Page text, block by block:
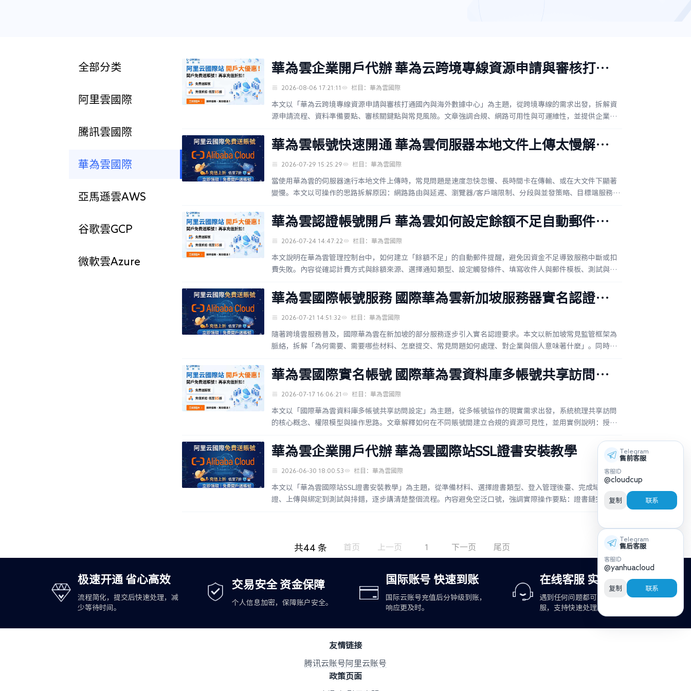
全部分类
阿里雲國際
騰訊雲國際
華為雲國際
亞馬遜雲AWS
谷歌雲GCP
微軟雲Azure
華為雲企業開戶代辦 華為云跨境專線資源申請與審核打通
國內與海外數據中心
2026-08-06 17:21:11 栏目：華為雲國際
本文以「華為云跨境專線資源申請與審核打通國內與海外數據中心」為主題，從跨境專線的需求出發，拆解資
源申請流程、資料準備要點、審核關鍵點與常見風險。文章強調合規、網路可用性與可運維性，並提供企業在
華為雲帳號快速開通 華為雲伺服器本地文件上傳太慢解決
方案
2026-07-29 15:25:29 栏目：華為雲國際
當使用華為雲的伺服器進行本地文件上傳時，常見問題是速度忽快忽慢、長時間卡在傳輸、或在大文件下顯著
變慢。本文以可操作的思路拆解原因：網路路由與延遲、瀏覽器/客戶端限制、分段與並發策略、目標端服務狀
華為雲認證帳號開戶 華為雲如何設定餘額不足自動郵件提
醒2026-07-24 14:47:22 栏目：華為雲國際
本文說明在華為雲管理控制台中，如何建立「餘額不足」的自動郵件提醒，避免因資金不足導致服務中斷或扣
費失敗。內容從確認計費方式與餘額來源、選擇通知類型、設定觸發條件、填寫收件人與郵件模板、測試與稽
華為雲國際帳號服務 國際華為雲新加坡服務器實名認證要
求2026-07-21 14:51:32 栏目：華為雲國際
隨著跨境雲服務普及，國際華為雲在新加坡的部分服務逐步引入實名認證要求。本文以新加坡常見監管框架為
脈絡，拆解「為何需要、需要哪些材料、怎麼提交、常見問題如何處理、對企業與個人意味著什麼」。同時提
華為雲國際實名帳號 國際華為雲資料庫多帳號共享訪問設
定2026-07-17 16:06:21 栏目：華為雲國際
本文以「國際華為雲資料庫多帳號共享訪問設定」為主題，從多帳號協作的現實需求出發，系統梳理共享訪問
的核心概念、權限模型與操作思路。文章解釋如何在不同賬號間建立合規的資源可見性，並用實例說明：授權
華為雲企業開戶代辦 華為雲國際站SSL證書安裝教學
2026-06-30 18:00:53 栏目：華為雲國際
本文以「華為雲國際站SSL證書安裝教學」為主題，從準備材料、選擇證書類型、登入管理後臺、完成域名驗
證、上傳與綁定到測試與排錯，逐步講清楚整個流程。內容避免空泛口號，強調實際操作要點：證書鏈完整
共44 条 首页 上一页 1 下一页 尾页
极速开通 省心高效
流程简化，提交后快速处理，减
少等待时间。
交易安全 资金保障
个人信息加密，保障账户安全。
国际账号 快速到账
国际云账号充值后分钟级到账，
响应更及时。
在线客服 实时响应
遇到任何问题都可咨询在线客
服，支持快速处理。
友情链接
腾讯云账号 阿里云账号
政策页面
Telegram
售前客服
客服ID
@cloudcup
复制 联系
Telegram
售后客服
客服ID
@yanhuacloud
复制 联系